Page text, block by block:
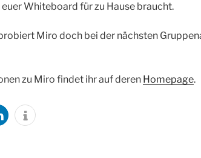
euer Whiteboard für zu Hause braucht.
Miro doch bei der nächsten
zu Miro findet ihr auf deren Homepage.